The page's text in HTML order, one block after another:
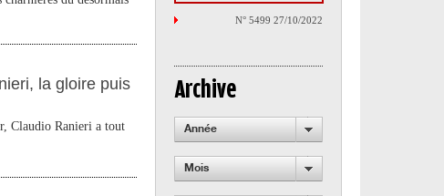
la gloire puis
Claudio Ranieri a tout
N° 5499 27/10/2022
Archive
Année
Mois